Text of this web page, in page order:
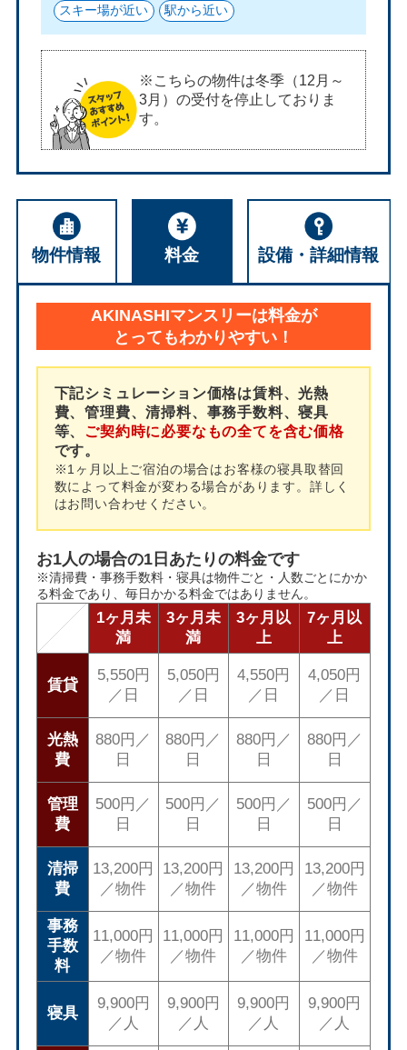
スキー場が近い
駅から近い
※こちらの物件は冬季（12月～
3月）の受付を停止しておりま
す。
物件情報 料金 設備・詳細情報
AKINASHIマンスリーは料金が
とってもわかりやすい！
下記シミュレーション価格は賃料、光熱
費、管理費、清掃料、事務手数料、寝具
等、 ご契約時に必要なもの全てを含む価格
です。
※1ヶ月以上ご宿泊の場合はお客様の寝具取替回
数によって料金が変わる場合があります。詳しく
はお問い合わせください。
お1人の場合の1日あたりの料金です
※清掃費・事務手数料・寝具は物件ごと・人数ごとにかか
る料金であり、毎日かかる料金ではありません。
1ヶ月未
満
3ヶ月未
満
3ヶ月以
上
7ヶ月以
上
賃貸
5,550円
／日
5,050円
／日
4,550円
／日
4,050円
／日
光熱
費
880円／
日
880円／
日
880円／
日
880円／
日
管理
費
500円／
日
500円／
日
500円／
日
500円／
日
清掃
費
13,200円
／物件
13,200円
／物件
13,200円
／物件
13,200円
／物件
事務
手数
料
11,000円
／物件
11,000円
／物件
11,000円
／物件
11,000円
／物件
寝具
9,900円
／人
9,900円
／人
9,900円
／人
9,900円
／人